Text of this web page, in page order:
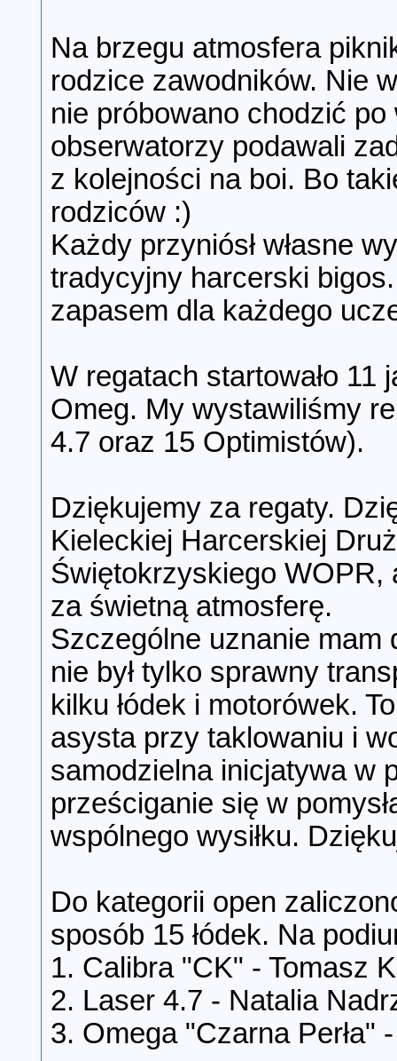
Na brzegu atmosfera
rodzice zawodników. Nie
nie próbowano chodzić
obserwatorzy podawali
z kolejności na boi. Bo
rodziców :)
Każdy przyniósł własne
tradycyjny harcerski
zapasem dla każdego
W regatach startowało
Omeg. My wystawiliśmy
4.7 oraz 15 Optimistów).
Dziękujemy za regaty.
Kieleckiej Harcerskiej
Świętokrzyskiego
za świetną atmosferę.
Szczególne uznanie mam
nie był tylko sprawny
kilku łódek i motorówek.
asysta przy taklowaniu i
samodzielna inicjatywa w
prześciganie się w
wspólnego wysiłku.
Do kategorii open
sposób 15 łódek. Na
1. Calibra "CK" - Tomasz
2. Laser 4.7 - Natalia
3. Omega "Czarna Perła"